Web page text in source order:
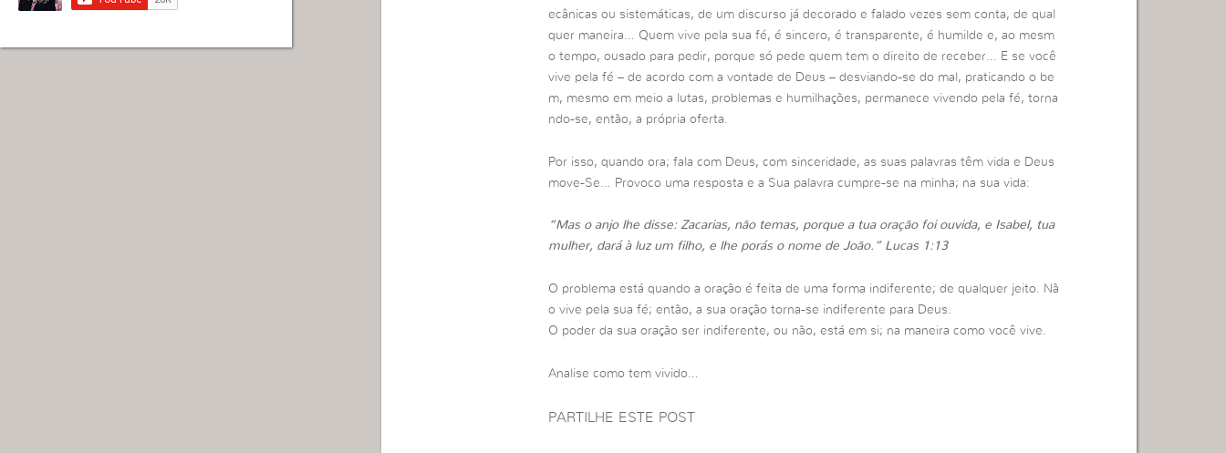
ecânicas ou sistemáticas, de um discurso já decorado e falado vezes sem conta, de qual
quer maneira… Quem vive pela sua fé, é sincero, é transparente, é humilde e, ao mesm
o tempo, ousado para pedir, porque só pede quem tem o direito de receber… E se você
vive pela fé – de acordo com a vontade de Deus – desviando-se do mal, praticando o be
m, mesmo em meio a lutas, problemas e humilhações, permanece vivendo pela fé, torna
ndo-se, então, a própria oferta.
Por isso, quando ora; fala com Deus, com sinceridade, as suas palavras têm vida e Deus
move-Se… Provoco uma resposta e a Sua palavra cumpre-se na minha; na sua vida:
“Mas o anjo lhe disse: Zacarias, não temas, porque a tua oração foi ouvida, e Isabel, tua
mulher, dará à luz um filho, e lhe porás o nome de João.” Lucas 1:13
O problema está quando a oração é feita de uma forma indiferente; de qualquer jeito. Nã
o vive pela sua fé; então, a sua oração torna-se indiferente para Deus.
O poder da sua oração ser indiferente, ou não, está em si; na maneira como você vive.
Analise como tem vivido…
PARTILHE ESTE POST